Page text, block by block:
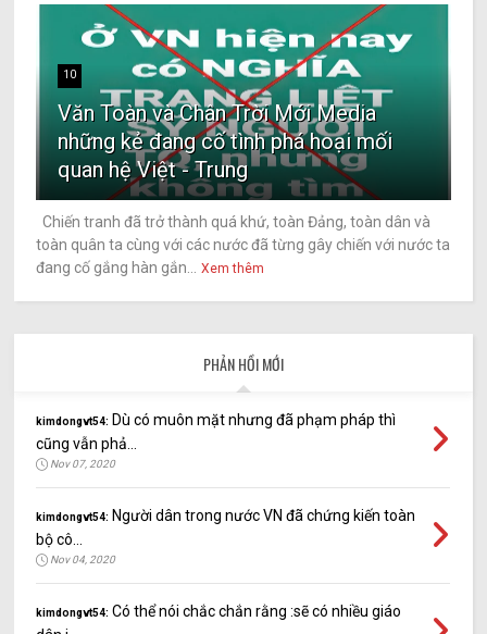
10
Văn Toàn và Chân Trời Mới Media
những kẻ đang cố tình phá hoại mối
quan hệ Việt - Trung
Chiến tranh đã trở thành quá khứ, toàn Đảng, toàn dân và
toàn quân ta cùng với các nước đã từng gây chiến với nước ta
đang cố gắng hàn gắn...
Xem thêm
PHẢN HỒI MỚI
kimdongvt54: Dù có muôn mặt nhưng đã phạm pháp thì
cũng vẫn phả...
Nov 07, 2020
kimdongvt54: Người dân trong nước VN đã chứng kiến toàn
bộ cô...
Nov 04, 2020
kimdongvt54: Có thể nói chắc chắn rằng :sẽ có nhiều giáo